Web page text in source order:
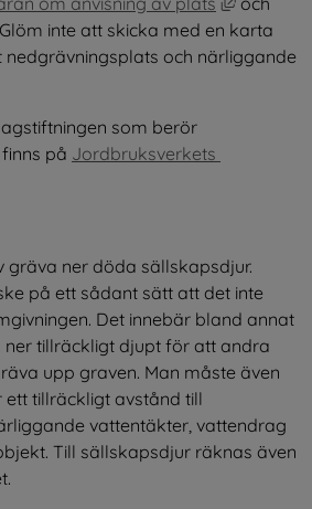
inte att skicka med en karta
och närliggande
som berör
på Jordbruksverkets
annan webbplats, öppnas i nytt
gräva ner döda sällskapsdjur.
på ett sådant sätt att det inte
Det innebär bland annat
tillräckligt djupt för att andra
upp graven. Man måste även
tillräckligt avstånd till
vattentäkter, vattendrag
Till sällskapsdjur räknas även